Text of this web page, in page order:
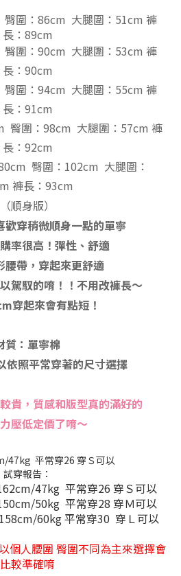
圍：86cm 大腿圍：51cm 褲
長：89cm
圍：90cm 大腿圍：53cm 褲
長：90cm
圍：94cm 大腿圍：55cm 褲
長：91cm
臀圍：98cm 大腿圍：57cm 褲
長：92cm
臀圍：102cm 大腿圍：
褲長：93cm
（順身版）
歡穿稍微順身一點的單寧
率很高！彈性、舒適
腰帶，穿起來更舒適
駕馭的唷！！不用改褲長～
穿起來會有點短！
質：單寧棉
依照平常穿著的尺寸選擇
貴，質感和版型真的滿好的
壓低定價了唷～
47kg 平常穿26 穿Ｓ可以
試穿報告：
47kg 平常穿26 穿Ｓ可以
50kg 平常穿28 穿Ｍ可以
158cm/60kg 平常穿30 穿Ｌ可以
個人腰圍 臀圍不同為主來選擇會
比較準確唷